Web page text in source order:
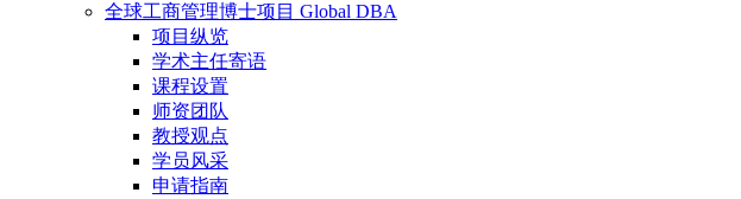
全球工商管理博士项目 Global DBA
项目纵览
学术主任寄语
课程设置
师资团队
教授观点
学员风采
申请指南